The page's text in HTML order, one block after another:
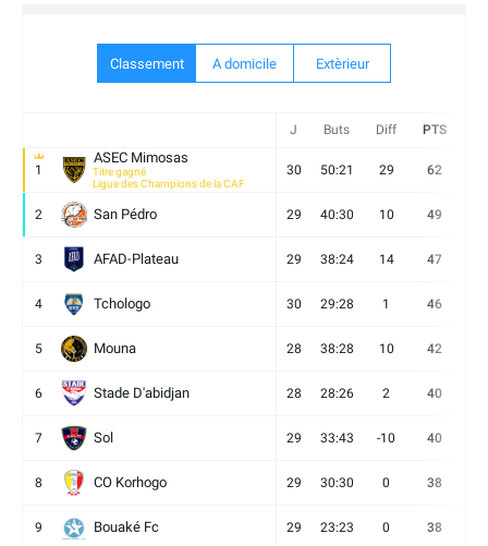
Classement A domicile Extèrieur
J Buts Diff PTS
1
ASEC Mimosas
Titre gagné
Ligue des Champions de la CAF
30 50:21 29 62
2 San Pédro 29 40:30 10 49
3 AFAD-Plateau 29 38:24 14 47
4 Tchologo 30 29:28 1 46
5 Mouna 28 38:28 10 42
6 Stade D'abidjan 28 28:26 2 40
7 Sol 29 33:43 -10 40
8 CO Korhogo 29 30:30 0 38
9 Bouaké Fc 29 23:23 0 38